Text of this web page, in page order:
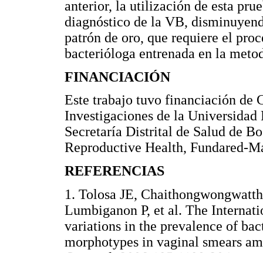
anterior, la utilización de esta
diagnóstico de la VB,
patrón de oro, que requiere el
bacterióloga entrenada en la
FINANCIACIÓN
Este trabajo tuvo financiación de
Investigaciones de la
Secretaría Distrital de Salud de
Reproductive Health, Fundared-
REFERENCIAS
1. Tolosa JE,
Lumbiganon P, et al. The
variations in the prevalence of
morphotypes in vaginal smears